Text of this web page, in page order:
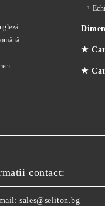
★
★
contact:
sales@seliton.bg